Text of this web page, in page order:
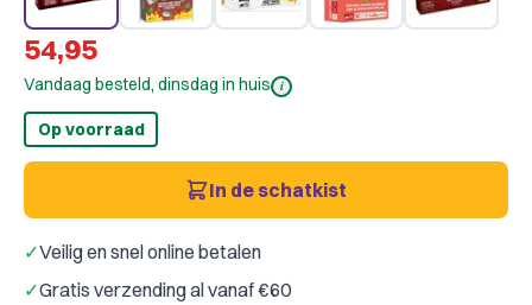
54,95
Vandaag besteld, dinsdag in huis i
Op voorraad
In de schatkist
✓Veilig en snel online betalen
✓Gratis verzending al vanaf €60